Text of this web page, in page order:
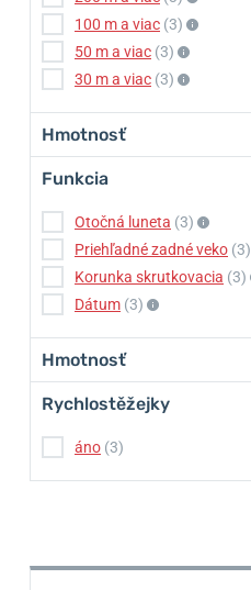
100 m a viac (3)
50 m a viac (3)
30 m a viac (3)
Hmotnosť
Funkcia
Otočná luneta (3)
Priehľadné zadné veko (3)
Korunka skrutkovacia (3)
Dátum (3)
Hmotnosť
Rychlostěžejky
áno (3)